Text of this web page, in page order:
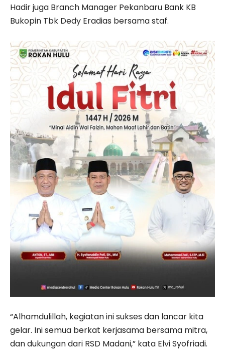
Hadir juga Branch Manager Pekanbaru Bank KB
Bukopin Tbk Dedy Eradias bersama staf.
“Alhamdulillah, kegiatan ini sukses dan lancar kita
gelar. Ini semua berkat kerjasama bersama mitra,
dan dukungan dari RSD Madani,” kata Elvi Syofriadi.